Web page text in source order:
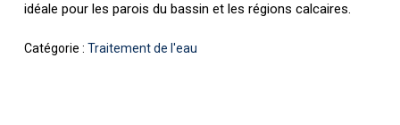
idéale pour les parois du bassin et les régions calcaires.
Catégorie : Traitement de l'eau